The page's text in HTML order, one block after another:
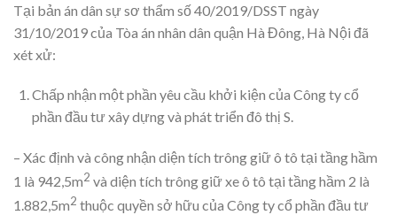
Tại bản án dân sự sơ thẩm số 40/2019/DSST ngày
31/10/2019 của Tòa án nhân dân quận Hà Đông, Hà Nội đã
xét xử:
Chấp nhận một phần yêu cầu khởi kiện của Công ty cổ
phần đầu tư xây dựng và phát triển đô thị S.
– Xác định và công nhận diện tích trông giữ ô tô tại tầng hầm
1 là 942,5m2 và diện tích trông giữ xe ô tô tại tầng hầm 2 là
1.882,5m2 thuộc quyền sở hữu của Công ty cổ phần đầu tư